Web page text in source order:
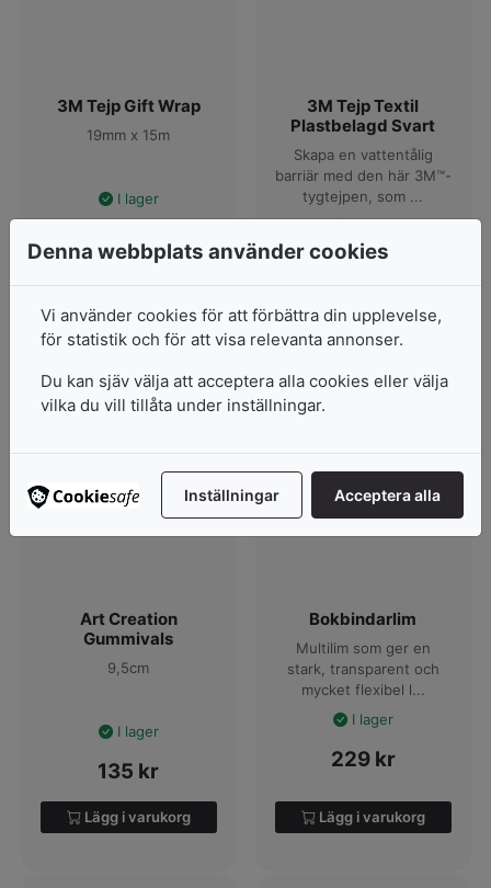
3M Tejp Gift Wrap
19mm x 15m
I lager
72 kr
3M Tejp Textil
Plastbelagd Svart
Skapa en vattentålig
barriär med den här 3M™-
tygtejpen, som ...
689kr
2 varianter
Art Creation
Gummivals
9,5cm
I lager
135 kr
Lägg i varukorg
Bokbindarlim
Multilim som ger en
stark, transparent och
mycket flexibel l...
I lager
229 kr
Lägg i varukorg
Denna webbplats använder cookies
Vi använder cookies för att förbättra din upplevelse,
för statistik och för att visa relevanta annonser.
Du kan sjäv välja att acceptera alla cookies eller välja
vilka du vill tillåta under inställningar.
Inställningar Acceptera alla